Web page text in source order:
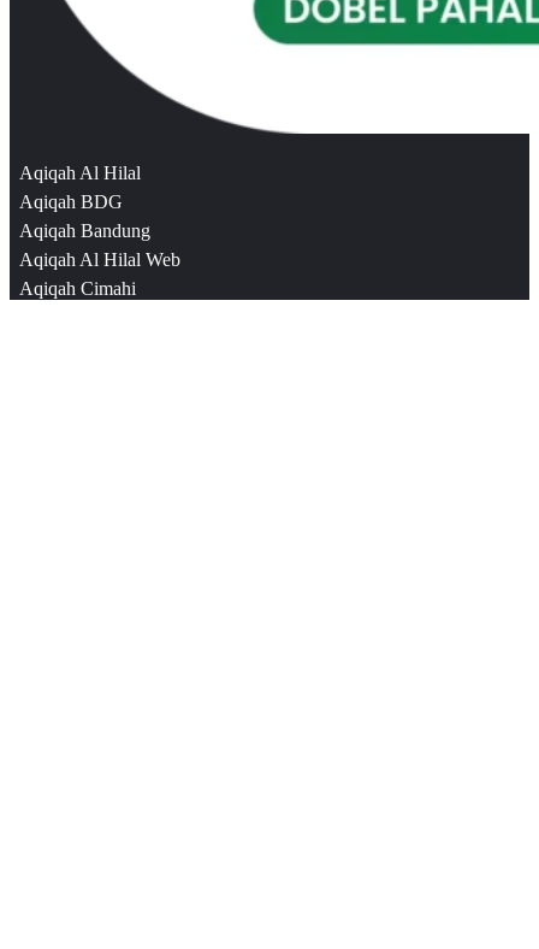
Aqiqah Al Hilal
Aqiqah BDG
Aqiqah Bandung
Aqiqah Al Hilal Web
Aqiqah Cimahi